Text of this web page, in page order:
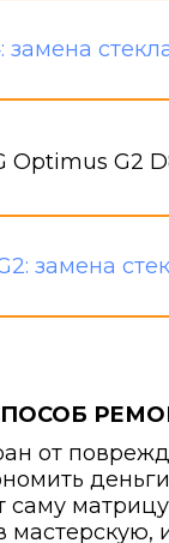
Optimus G2
от